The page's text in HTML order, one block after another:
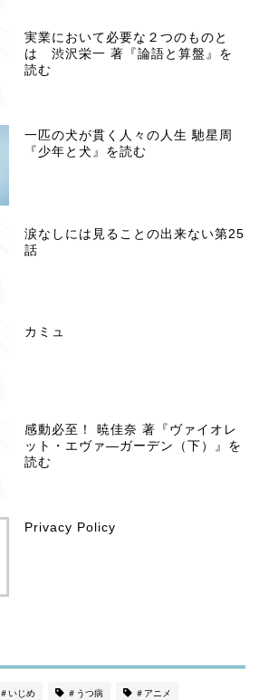
実業において必要な２つのものと
は 渋沢栄一 著『論語と算盤』を
読む
一匹の犬が貫く人々の人生 馳星周
『少年と犬』を読む
涙なしには見ることの出来ない第25
話
カミュ
感動必至！ 暁佳奈 著『ヴァイオレ
ット・エヴァ―ガーデン（下）』を
読む
Privacy Policy
＃いじめ ＃うつ病 ＃アニメ